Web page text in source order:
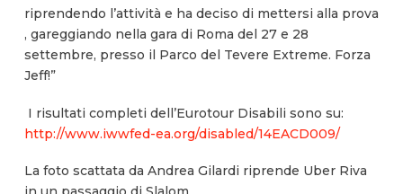
riprendendo l’attività e ha deciso di mettersi alla prova
, gareggiando nella gara di Roma del 27 e 28
settembre, presso il Parco del Tevere Extreme. Forza
Jeff!”
I risultati completi dell’Eurotour Disabili sono su:
http://www.iwwfed-ea.org/disabled/14EACD009/
La foto scattata da Andrea Gilardi riprende Uber Riva